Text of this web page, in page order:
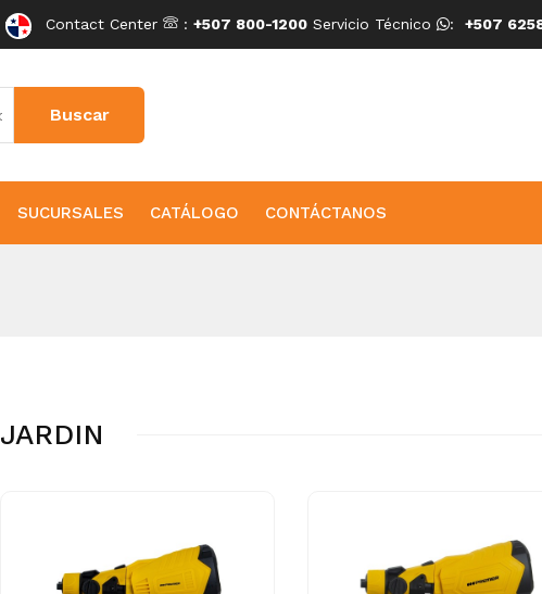
Contact Center : +507 800-1200 Servicio Técnico : +507
SUCURSALES CATÁLOGO CONTÁCTANOS
JARDIN